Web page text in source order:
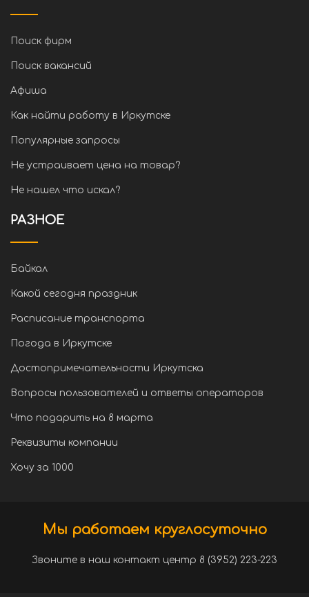
Поиск фирм
Поиск вакансий
Афиша
Как найти работу в Иркутске
Популярные запросы
Не устраивает цена на товар?
Не нашел что искал?
РАЗНОЕ
Байкал
Какой сегодня праздник
Расписание транспорта
Погода в Иркутске
Достопримечательности Иркутска
Вопросы пользователей и ответы операторов
Что подарить на 8 марта
Реквизиты компании
Хочу за 1000
Мы работаем круглосуточно
Звоните в наш контакт центр 8 (3952) 223-223